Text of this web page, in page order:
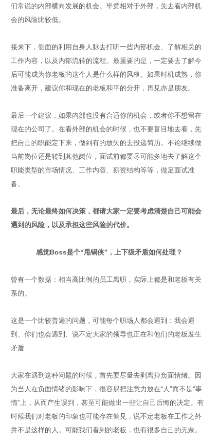
们常说的内部横向发展的机会。毕竟相对于外部，先去看内部机
会的风险比较低。
接来下，侧面的利用自身人脉去打听一些内部机会、了解相关的
工作内容，以及内部流转的流程。最重要的是，一定要去了解今
后可能成为你老板的这个人是什么样的风格。如果时机成熟，你
准备离开，建议你和现在的老板和平的分开，再见亦是朋友。
最后一个建议，如果内部也没有合适你的机会，或者你不想留在
现在的公司了。在看外部的机会的时候，也不要盲目地去看，先
把自己的职能定下来，做到有的放矢的去投递简历。不论继续做
当前岗位还是转到其他岗位，面试前都要尽可能多地去了解这个
职能类型的市场情况、工作内容、薪资结构等等，做足面试准
备。
最后，无论最终如何决策，都请大家一定要考虑清楚自己可能会
遇到的风险，以及承担这些风险的代价。
感觉Boss是个“甩锅侠”，上下级矛盾如何处理？
曾有一个数据：相当高比例的员工离职，实际上都是和老板有关
系的。
这是一个比较普遍的问题，可能每个职场人都会遇到：我会遇
到、你们也会遇到、说不定大家的领导也正在和他们的老板发生
矛盾…
大家在遇到这种问题的时候，首先要尽量去剥离掉负面情绪。因
为当人在负面情绪的影响下，很容易把注意力放在“人”而不是“事
情”上，从而产生误判，甚至可能做出一些让自己后悔的决定。有
时候我们对老板的印象也可能存在偏见，说不定老板在工作之外
并不是这样的人。可能我们看到的老板，也有很多自己的无奈。